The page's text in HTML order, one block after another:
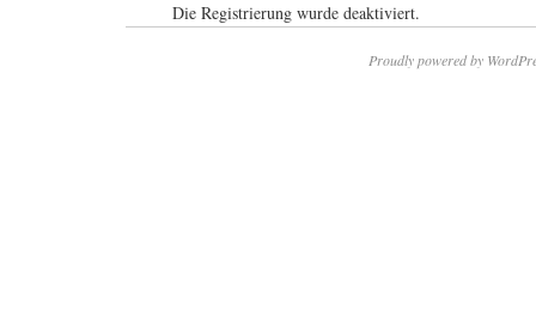
Die Registrierung wurde deaktiviert.
Proudly powered by